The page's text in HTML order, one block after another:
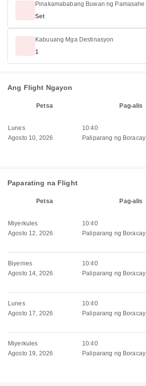
Pinakamababang Buwan ng Pamasahe
Set
Kabuuang Mga Destinasyon
1
Ang Flight Ngayon
Petsa Pag-alis
Lunes
Agosto 10, 2026
10:40
Paliparang ng Boracay
Paparating na Flight
Petsa Pag-alis
Miyerkules
Agosto 12, 2026
10:40
Paliparang ng Boracay
Biyernes
Agosto 14, 2026
10:40
Paliparang ng Boracay
Lunes
Agosto 17, 2026
10:40
Paliparang ng Boracay
Miyerkules
Agosto 19, 2026
10:40
Paliparang ng Boracay